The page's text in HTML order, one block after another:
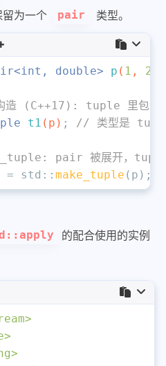
为一个
pair 类型。
int , double> p ( 1 , 2.0
造 (C++17): tuple 里包含
t1 (p) ; // 类型是
pair 被展开，
= std:: make_tuple (p);
的配合使用的实例